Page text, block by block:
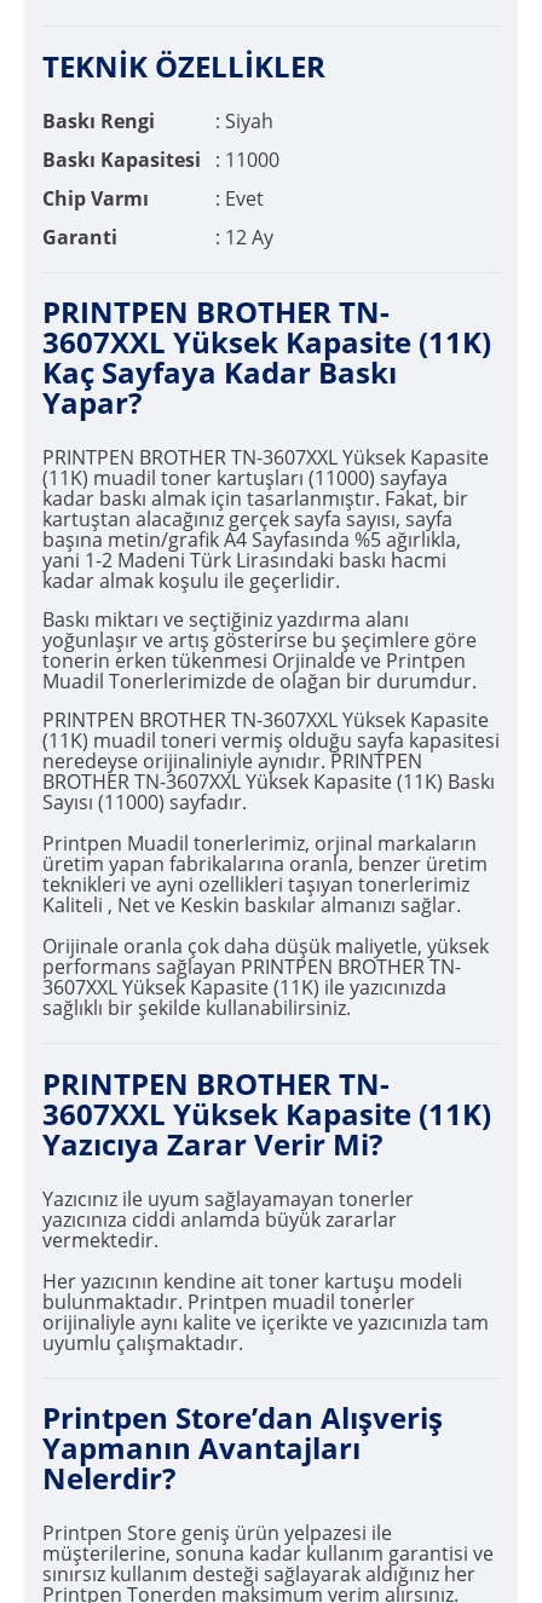
TEKNİK ÖZELLİKLER
Baskı Rengi
: Siyah
Baskı Kapasitesi
: 11000
Chip Varmı
: Evet
Garanti
: 12 Ay
PRINTPEN BROTHER TN-
3607XXL Yüksek Kapasite (11K)
Kaç Sayfaya Kadar Baskı
Yapar?
PRINTPEN BROTHER TN-3607XXL Yüksek Kapasite
(11K) muadil toner kartuşları (11000) sayfaya
kadar baskı almak için tasarlanmıştır. Fakat, bir
kartuştan alacağınız gerçek sayfa sayısı, sayfa
başına metin/grafik A4 Sayfasında %5 ağırlıkla,
yani 1-2 Madeni Türk Lirasındaki baskı hacmi
kadar almak koşulu ile geçerlidir.
Baskı miktarı ve seçtiğiniz yazdırma alanı
yoğunlaşır ve artış gösterirse bu şeçimlere göre
tonerin erken tükenmesi Orjinalde ve Printpen
Muadil Tonerlerimizde de olağan bir durumdur.
PRINTPEN BROTHER TN-3607XXL Yüksek Kapasite
(11K) muadil toneri vermiş olduğu sayfa kapasitesi
neredeyse orijinaliniyle aynıdır. PRINTPEN
BROTHER TN-3607XXL Yüksek Kapasite (11K) Baskı
Sayısı (11000) sayfadır.
Printpen Muadil tonerlerimiz, orjinal markaların
üretim yapan fabrikalarına oranla, benzer üretim
teknikleri ve ayni ozellikleri taşıyan tonerlerimiz
Kaliteli , Net ve Keskin baskılar almanızı sağlar.
Orijinale oranla çok daha düşük maliyetle, yüksek
performans sağlayan PRINTPEN BROTHER TN-
3607XXL Yüksek Kapasite (11K) ile yazıcınızda
sağlıklı bir şekilde kullanabilirsiniz.
PRINTPEN BROTHER TN-
3607XXL Yüksek Kapasite (11K)
Yazıcıya Zarar Verir Mi?
Yazıcınız ile uyum sağlayamayan tonerler
yazıcınıza ciddi anlamda büyük zararlar
vermektedir.
Her yazıcının kendine ait toner kartuşu modeli
bulunmaktadır. Printpen muadil tonerler
orijinaliyle aynı kalite ve içerikte ve yazıcınızla tam
uyumlu çalışmaktadır.
Printpen Store’dan Alışveriş
Yapmanın Avantajları
Nelerdir?
Printpen Store geniş ürün yelpazesi ile
müşterilerine, sonuna kadar kullanım garantisi ve
sınırsız kullanım desteği sağlayarak aldığınız her
Printpen Tonerden maksimum verim alırsınız.